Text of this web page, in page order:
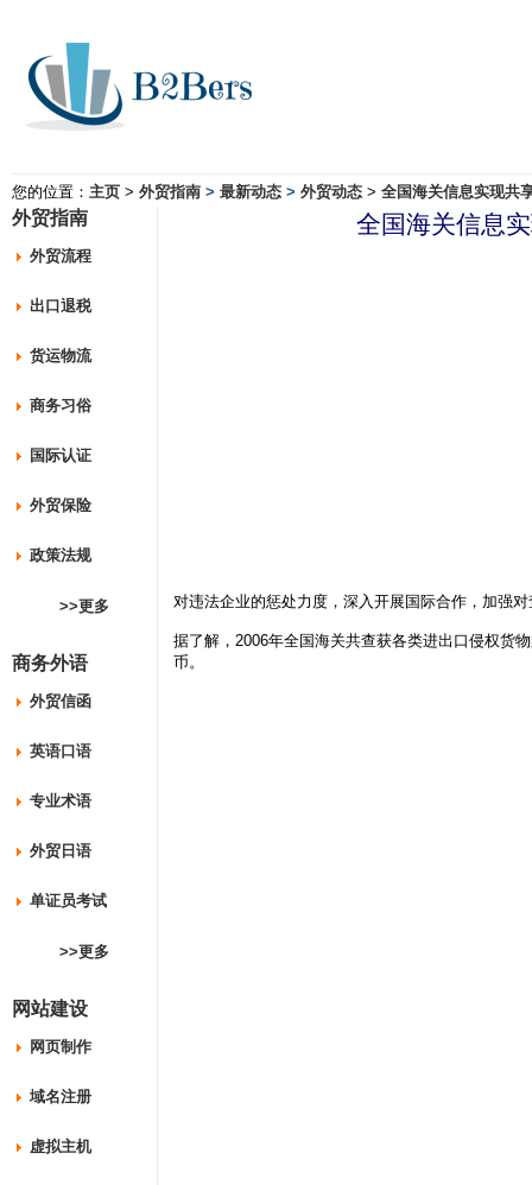
您的位置： 主页 > 外贸指南 > 最新动态 > 外贸动态 > 全国海关信息实现共
外贸指南
外贸流程
出口退税
货运物流
商务习俗
国际认证
外贸保险
政策法规
>>更多
商务外语
外贸信函
英语口语
专业术语
外贸日语
单证员考试
>>更多
网站建设
网页制作
域名注册
虚拟主机
全国海关信息
对违法企业的惩处力度，深入开展国际合作，加强
据了解，2006年全国海关共查获各类进出口侵权货
币。